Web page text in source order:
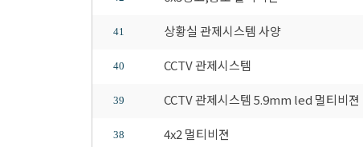
41 상황실 관제시스템 사양
40 CCTV 관제시스템
39 CCTV 관제시스템 5.9mm led 멀티비젼
38 4x2 멀티비젼